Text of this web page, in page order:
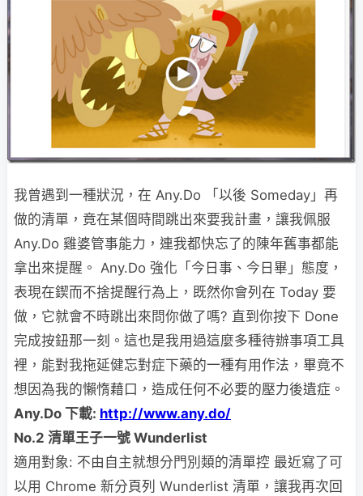
我曾遇到一種狀況，在 Any.Do 「以後 Someday」再
做的清單，竟在某個時間跳出來要我計畫，讓我佩服
Any.Do 雞婆管事能力，連我都快忘了的陳年舊事都能
拿出來提醒。 Any.Do 強化「今日事、今日畢」態度，
表現在鍥而不捨提醒行為上，既然你會列在 Today 要
做，它就會不時跳出來問你做了嗎? 直到你按下 Done
完成按鈕那一刻。這也是我用過這麼多種待辦事項工具
裡，能對我拖延健忘對症下藥的一種有用作法，畢竟不
想因為我的懶惰藉口，造成任何不必要的壓力後遺症。
Any.Do 下載: http://www.any.do/
No.2 清單王子一號 Wunderlist
適用對象: 不由自主就想分門別類的清單控 最近寫了可
以用 Chrome 新分頁列 Wunderlist 清單，讓我再次回